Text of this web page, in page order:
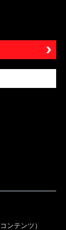
ンテンツ）